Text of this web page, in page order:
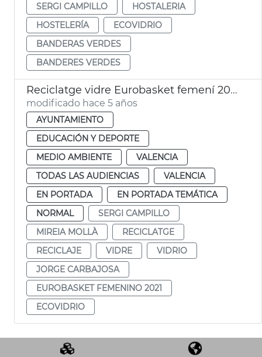
SERGI CAMPILLO
HOSTALERIA
HOSTELERÍA
ECOVIDRIO
BANDERAS VERDES
BANDERES VERDES
Reciclatge vidre Eurobasket femení 2021
modificado hace 5 años
AYUNTAMIENTO
EDUCACIÓN Y DEPORTE
MEDIO AMBIENTE
VALENCIA
TODAS LAS AUDIENCIAS
VALENCIA
EN PORTADA
EN PORTADA TEMÁTICA
NORMAL
SERGI CAMPILLO
MIREIA MOLLÀ
RECICLATGE
RECICLAJE
VIDRE
VIDRIO
JORGE CARBAJOSA
EUROBASKET FEMENINO 2021
ECOVIDRIO